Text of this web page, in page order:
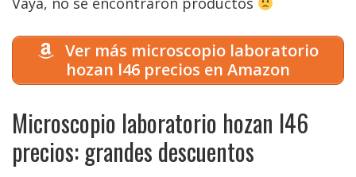
Ver más microscopio laboratorio
hozan l46 precios en Amazon
Microscopio laboratorio hozan l46
precios: grandes descuentos